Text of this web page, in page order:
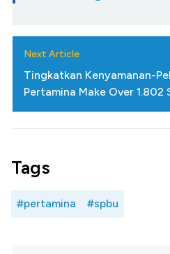
Next Article
Tingkatkan Kenyamanan-
Pertamina Make Over 1.802
Tags
#pertamina #spbu